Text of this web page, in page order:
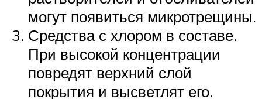
могут появиться микротрещины.
Средства с хлором в составе.
При высокой концентрации
повредят верхний слой
покрытия и высветлят его.